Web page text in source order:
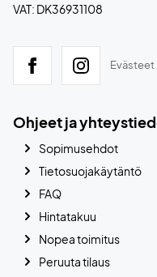
VAT: DK36931108
Evästeet
Ohjeet ja
Sopimusehdot
Tietosuojakäytäntö
FAQ
Hintatakuu
Nopea toimitus
Peruuta tilaus